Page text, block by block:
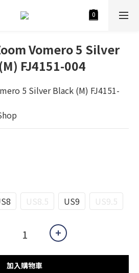
Vomero 5 Silver
FJ4151-004
5 Silver Black (M) FJ4151-
US8.5 US9 US9.5
加入購物車